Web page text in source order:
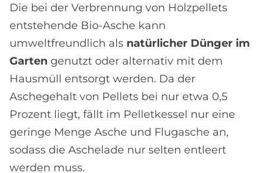
Die bei der Verbrennung von Holzpellets
entstehende Bio-Asche kann
umweltfreundlich als natürlicher Dünger im
Garten genutzt oder alternativ mit dem
Hausmüll entsorgt werden. Da der
Aschegehalt von Pellets bei nur etwa 0,5
Prozent liegt, fällt im Pelletkessel nur eine
geringe Menge Asche und Flugasche an,
sodass die Aschelade nur selten entleert
werden muss.